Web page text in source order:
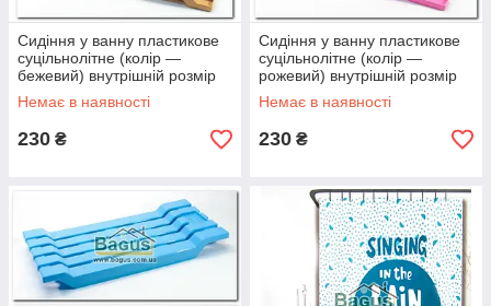
Сидіння у ванну пластикове
суцільнолітне (колір —
бежевий) внутрішній розмір
54 см
Немає в наявності
230 ₴
Сидіння у ванну пластикове
суцільнолітне (колір —
рожевий) внутрішній розмір
54 см
Немає в наявності
230 ₴